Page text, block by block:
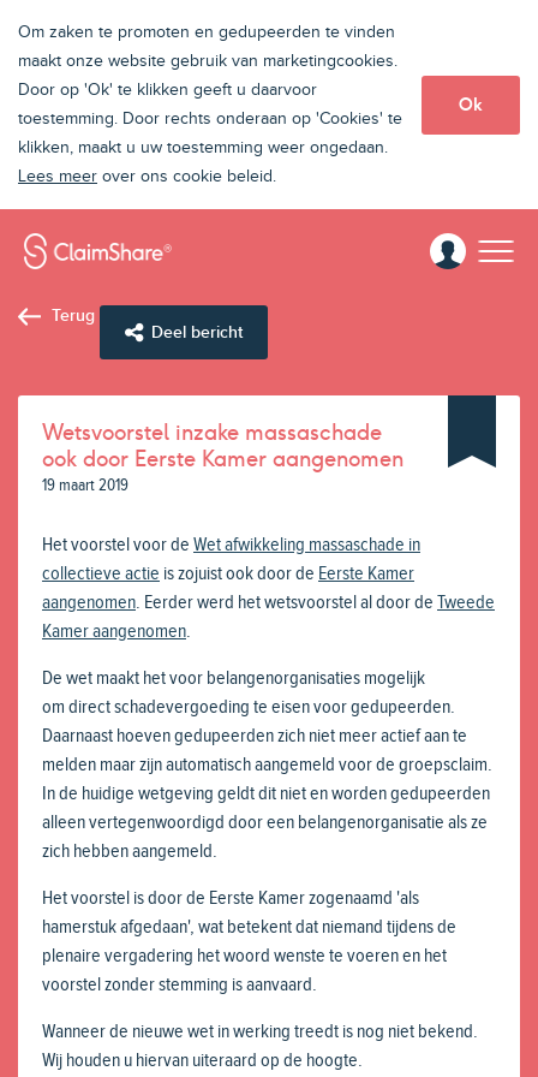
Om zaken te promoten en gedupeerden te vinden
maakt onze website gebruik van marketingcookies.
Door op 'Ok' te klikken geeft u daarvoor
toestemming. Door rechts onderaan op 'Cookies' te
klikken, maakt u uw toestemming weer ongedaan.
Lees meer over ons cookie beleid.
Ok
Terug
Deel bericht
Wetsvoorstel inzake massaschade
ook door Eerste Kamer aangenomen
19 maart 2019
Het voorstel voor de Wet afwikkeling massaschade in
collectieve actie is zojuist ook door de Eerste Kamer
aangenomen. Eerder werd het wetsvoorstel al door de Tweede
Kamer aangenomen.
De wet maakt het voor belangenorganisaties mogelijk
om direct schadevergoeding te eisen voor gedupeerden.
Daarnaast hoeven gedupeerden zich niet meer actief aan te
melden maar zijn automatisch aangemeld voor de groepsclaim.
In de huidige wetgeving geldt dit niet en worden gedupeerden
alleen vertegenwoordigd door een belangenorganisatie als ze
zich hebben aangemeld.
Het voorstel is door de Eerste Kamer zogenaamd 'als
hamerstuk afgedaan', wat betekent dat niemand tijdens de
plenaire vergadering het woord wenste te voeren en het
voorstel zonder stemming is aanvaard.
Wanneer de nieuwe wet in werking treedt is nog niet bekend.
Wij houden u hiervan uiteraard op de hoogte.